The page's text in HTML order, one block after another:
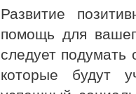
Развитие
помощь для
следует подумать
которые будут